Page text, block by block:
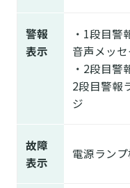
警報
表示
・1段目警
音声メッ
・2段目警
2段目警報
ジ
故障
表示
電源ラン